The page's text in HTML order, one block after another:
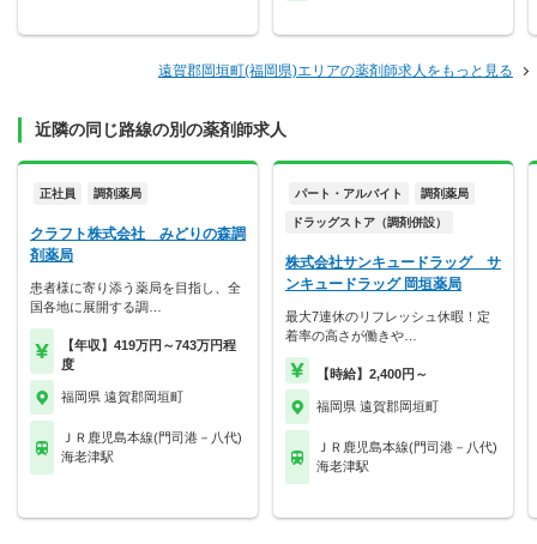
遠賀郡岡垣町(福岡県)エリアの薬剤師求人をもっと見る
近隣の同じ路線の別の薬剤師求人
正社員 調剤薬局
クラフト株式会社 みどりの森調
剤薬局
患者様に寄り添う薬局を目指し、全
国各地に展開する調…
【年収】419万円～743万円程
度
福岡県 遠賀郡岡垣町
ＪＲ鹿児島本線(門司港－八代)
海老津駅
パート・アルバイト 調剤薬局
ドラッグストア（調剤併設）
株式会社サンキュードラッグ サ
ンキュードラッグ 岡垣薬局
最大7連休のリフレッシュ休暇！定
着率の高さが働きや…
【時給】2,400円～
福岡県 遠賀郡岡垣町
ＪＲ鹿児島本線(門司港－八代)
海老津駅